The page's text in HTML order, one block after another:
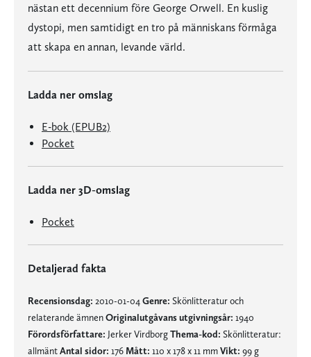
nästan ett decennium före George Orwell. En kuslig
dystopi, men samtidigt en tro på människans förmåga
att skapa en annan, levande värld.
Ladda ner omslag
E-bok (EPUB2)
Pocket
Ladda ner 3D-omslag
Pocket
Detaljerad fakta
Recensionsdag: 2010-01-04 Genre: Skönlitteratur och
relaterande ämnenOriginalutgåvans utgivningsår: 1940
Förordsförfattare: Jerker VirdborgThema-kod: Skönlitteratur:
allmäntAntal sidor: 176 Mått: 110 x 178 x 11 mmVikt: 99 g